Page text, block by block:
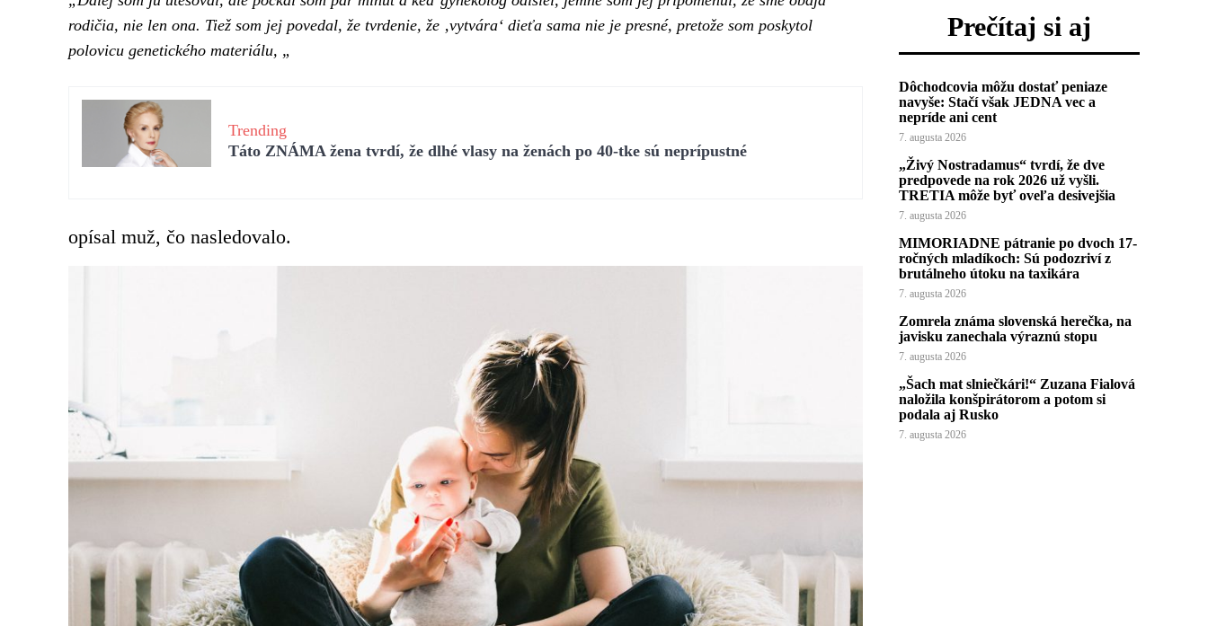
rodičia, nie len ona. Tiež som jej povedal, že tvrdenie, že ‚vytvára‘ dieťa sama nie je presné, pretože som poskytol
polovicu genetického materiálu, „
Trending
Táto ZNÁMA žena tvrdí, že dlhé vlasy na ženách po 40-tke sú neprípustné
opísal muž, čo nasledovalo.
Prečítaj si aj
Dôchodcovia môžu dostať peniaze
navyše: Stačí však JEDNA vec a
nepríde ani cent
7. augusta 2026
„Živý Nostradamus“ tvrdí, že dve
predpovede na rok 2026 už vyšli.
TRETIA môže byť oveľa desivejšia
7. augusta 2026
MIMORIADNE pátranie po dvoch 17-
ročných mladíkoch: Sú podozriví z
brutálneho útoku na taxikára
7. augusta 2026
Zomrela známa slovenská herečka, na
javisku zanechala výraznú stopu
7. augusta 2026
„Šach mat slniečkári!“ Zuzana Fialová
naložila konšpirátorom a potom si
podala aj Rusko
7. augusta 2026